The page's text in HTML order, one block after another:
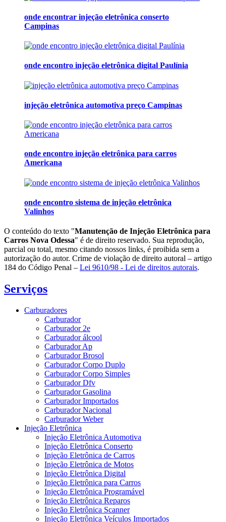
onde encontrar injeção eletrônica conserto
Campinas
onde encontro injeção eletrônica digital Paulínia
injeção eletrônica automotiva preço Campinas
onde encontro injeção eletrônica para carros
Americana
onde encontro sistema de injeção eletrônica
Valinhos
O conteúdo do texto "Manutenção de Injeção Eletrônica para
Carros Nova Odessa" é de direito reservado. Sua reprodução,
parcial ou total, mesmo citando nossos links, é proibida sem a
autorização do autor. Crime de violação de direito autoral – artigo
184 do Código Penal – Lei 9610/98 - Lei de direitos autorais.
Serviços
Carburadores
Carburador
Carburador 2e
Carburador álcool
Carburador Ap
Carburador Brosol
Carburador Corpo Duplo
Carburador Corpo Simples
Carburador Dfv
Carburador Gasolina
Carburador Importados
Carburador Nacional
Carburador Weber
Injeção Eletrônica
Injeção Eletrônica Automotiva
Injeção Eletrônica Conserto
Injeção Eletrônica de Carros
Injeção Eletrônica de Motos
Injeção Eletrônica Digital
Injeção Eletrônica para Carros
Injeção Eletrônica Programável
Injeção Eletrônica Reparos
Injeção Eletrônica Scanner
Injeção Eletrônica Veículos Importados